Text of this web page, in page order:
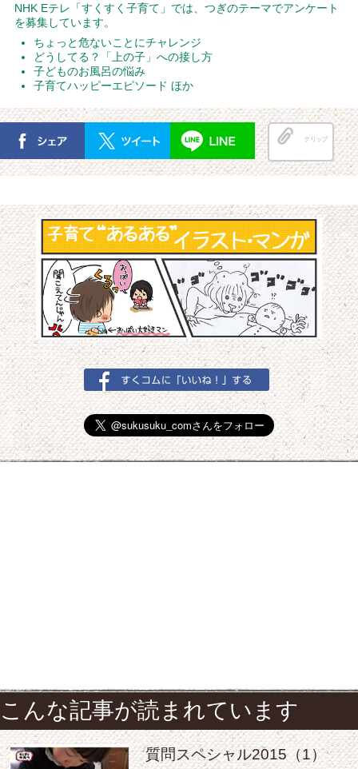
NHK Eテレ「すくすく子育て」では、つぎのテーマでアンケート
を募集しています。
ちょっと危ないことにチャレンジ
どうしてる？「上の子」への接し方
子どものお風呂の悩み
子育てハッピーエピソード ほか
クリップ
こんな記事が読まれています
質問スペシャル2015（1）